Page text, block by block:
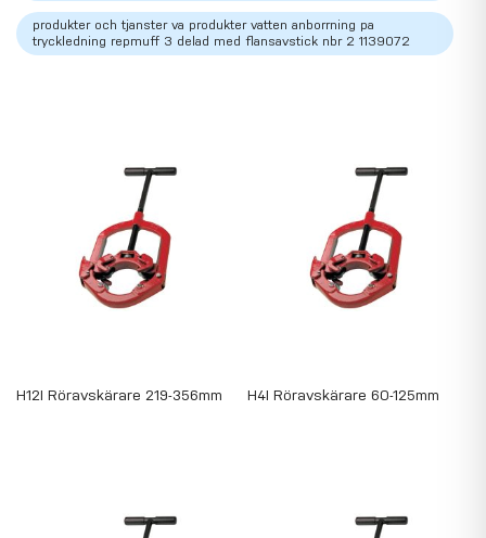
produkter och tjanster va produkter vatten anborrning pa
tryckledning repmuff 3 delad med flansavstick nbr 2 1139072
H12I Röravskärare 219-356mm H4I Röravskärare 60-125mm